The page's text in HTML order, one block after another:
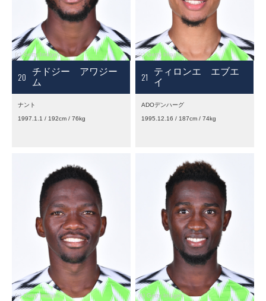
20
チドジー アワジー
ム
ナント
1997.1.1 / 192cm / 76kg
21
ティロンエ エブエ
イ
ADOデンハーグ
1995.12.16 / 187cm / 74kg